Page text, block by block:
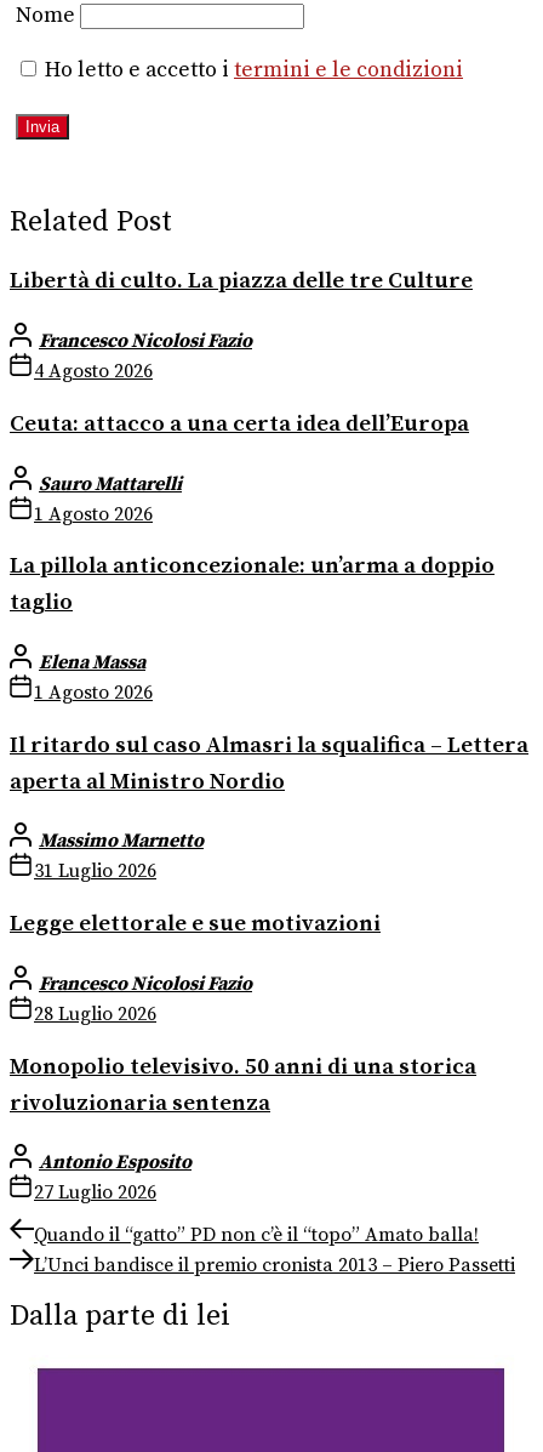
Nome
Ho letto e accetto i termini e le condizioni
Related Post
Libertà di culto. La piazza delle tre Culture
Francesco Nicolosi Fazio
4 Agosto 2026
Ceuta: attacco a una certa idea dell’Europa
Sauro Mattarelli
1 Agosto 2026
La pillola anticoncezionale: un’arma a doppio
taglio
Elena Massa
1 Agosto 2026
Il ritardo sul caso Almasri la squalifica – Lettera
aperta al Ministro Nordio
Massimo Marnetto
31 Luglio 2026
Legge elettorale e sue motivazioni
Francesco Nicolosi Fazio
28 Luglio 2026
Monopolio televisivo. 50 anni di una storica
rivoluzionaria sentenza
Antonio Esposito
27 Luglio 2026
Navigazione
articoli
Previous
post:
Quando il “gatto” PD non c’è il “topo” Amato balla!
Next
L’Unci bandisce il premio cronista 2013 – Piero Passetti
Dalla parte di lei